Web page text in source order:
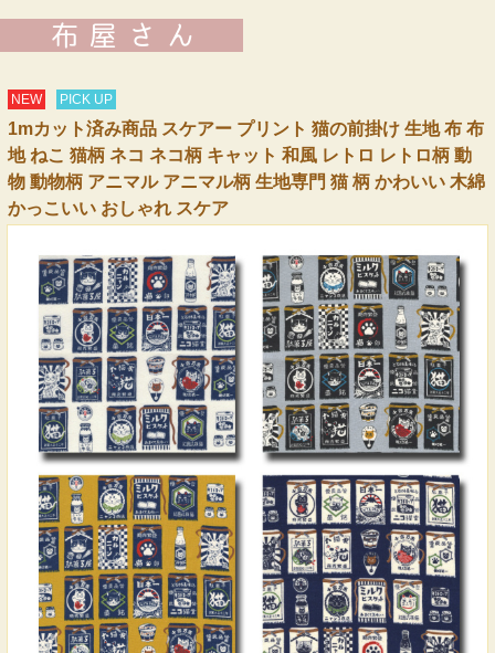
NEW PICK UP
1mカット済み商品 スケアー プリント 猫の前掛け 生地 布 布
地 ねこ 猫柄 ネコ ネコ柄 キャット 和風 レトロ レトロ柄 動
物 動物柄 アニマル アニマル柄 生地専門 猫 柄 かわいい 木綿
かっこいい おしゃれ スケア